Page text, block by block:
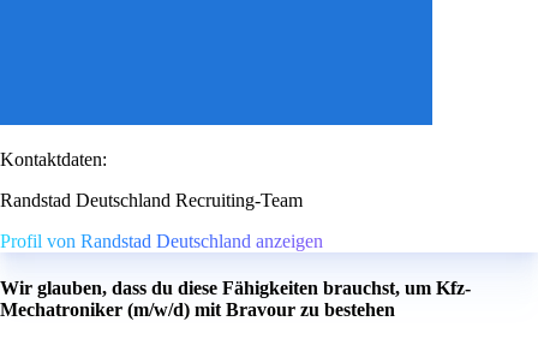
Kontaktdaten:
Randstad Deutschland Recruiting-Team
Profil von Randstad Deutschland anzeigen
Wir glauben, dass du diese Fähigkeiten brauchst, um Kfz-
Mechatroniker (m/w/d) mit Bravour zu bestehen